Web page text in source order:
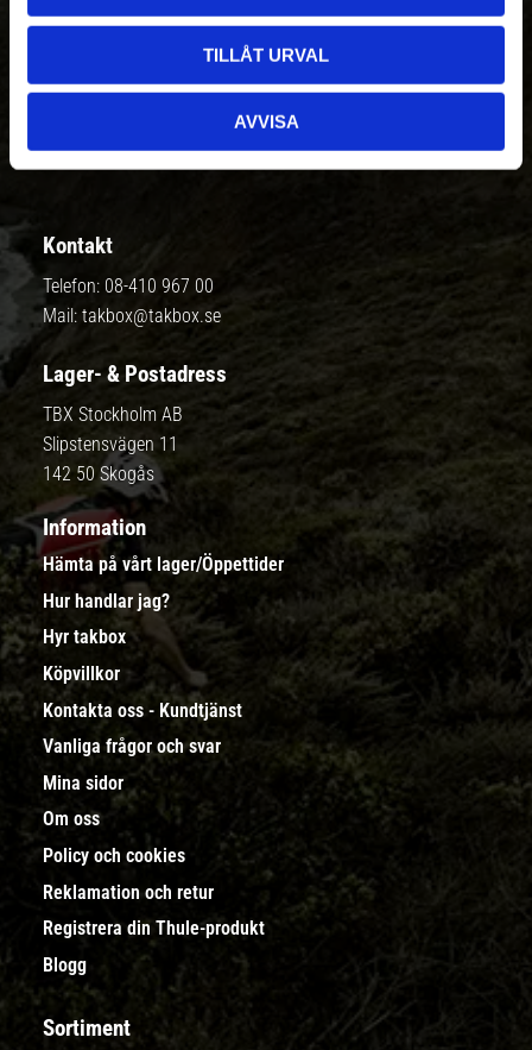
TILLÅT URVAL
AVVISA
Prenumerera
Kontakt
Telefon: 08-410 967 00
Mail: takbox@takbox.se
Lager- & Postadress
TBX Stockholm AB
Slipstensvägen 11
142 50 Skogås
Information
Hämta på vårt lager/Öppettider
Hur handlar jag?
Hyr takbox
Köpvillkor
Kontakta oss - Kundtjänst
Vanliga frågor och svar
Mina sidor
Om oss
Policy och cookies
Reklamation och retur
Registrera din Thule-produkt
Blogg
Sortiment